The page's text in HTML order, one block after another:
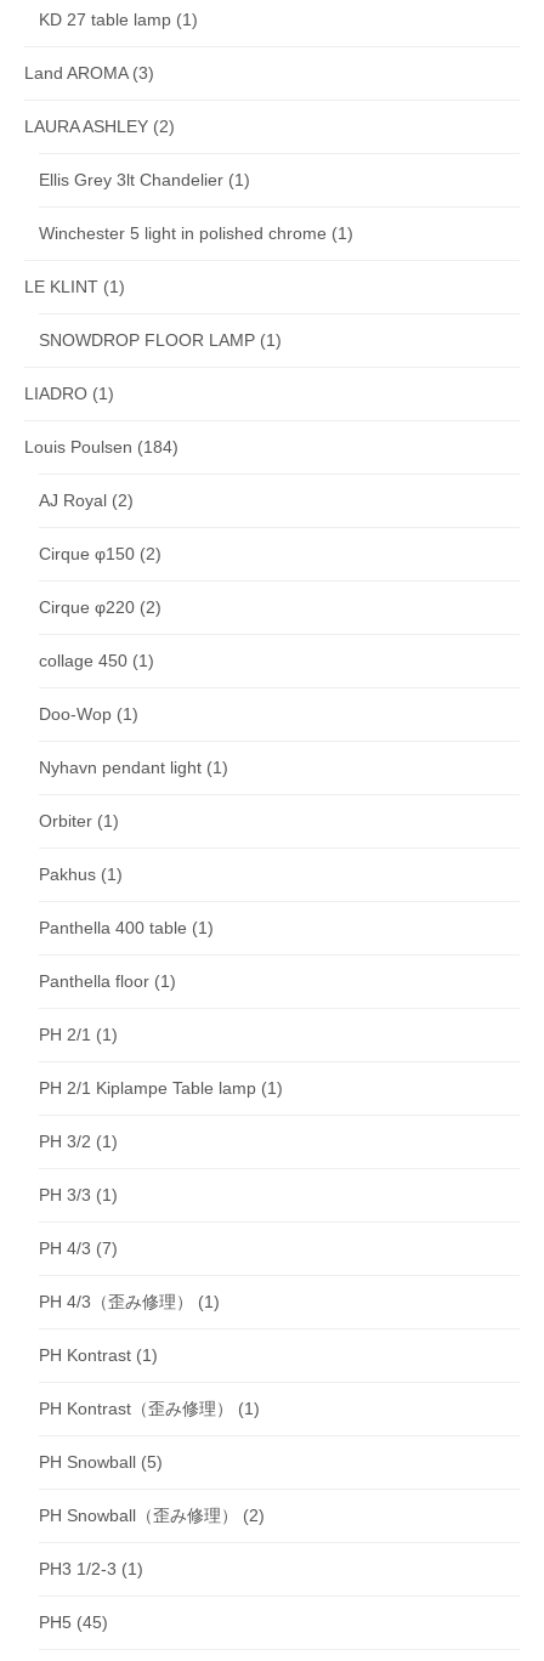
KD 27 table lamp (1)
Land AROMA(3)
LAURA ASHLEY (2)
Ellis Grey 3lt Chandelier (1)
Winchester 5 light in polished chrome (1)
LE KLINT (1)
SNOWDROP FLOOR LAMP (1)
LIADRO (1)
Louis Poulsen (184)
AJ Royal (2)
Cirque φ150 (2)
Cirque φ220 (2)
collage 450 (1)
Doo-Wop (1)
Nyhavn pendant light (1)
Orbiter (1)
Pakhus (1)
Panthella 400 table (1)
Panthella floor (1)
PH 2/1 (1)
PH 2/1 Kiplampe Table lamp (1)
PH 3/2 (1)
PH 3/3 (1)
PH 4/3 (7)
PH 4/3（歪み修理） (1)
PH Kontrast (1)
PH Kontrast（歪み修理） (1)
PH Snowball (5)
PH Snowball（歪み修理） (2)
PH3 1/2-3 (1)
PH5 (45)